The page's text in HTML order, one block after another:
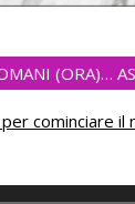
(ORA)…
cominciare il